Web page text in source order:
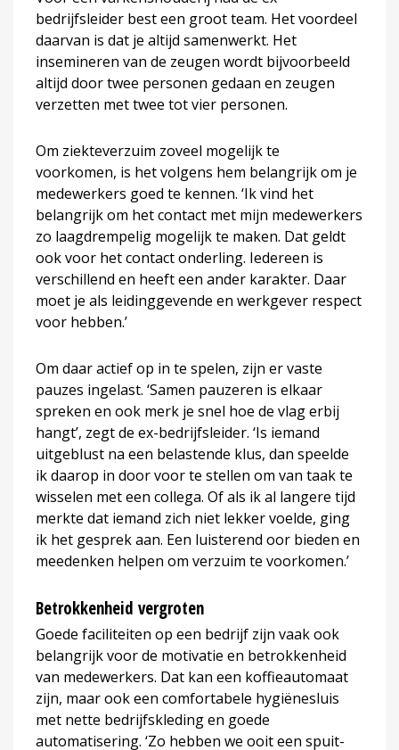
bedrijfsleider best een groot team. Het voordeel
daarvan is dat je altijd samenwerkt. Het
insemineren van de zeugen wordt bijvoorbeeld
altijd door twee personen gedaan en zeugen
verzetten met twee tot vier personen.
Om ziekteverzuim zoveel mogelijk te
voorkomen, is het volgens hem belangrijk om je
medewerkers goed te kennen. ‘Ik vind het
belangrijk om het contact met mijn medewerkers
zo laagdrempelig mogelijk te maken. Dat geldt
ook voor het contact onderling. Iedereen is
verschillend en heeft een ander karakter. Daar
moet je als leidinggevende en werkgever respect
voor hebben.’
Om daar actief op in te spelen, zijn er vaste
pauzes ingelast. ‘Samen pauzeren is elkaar
spreken en ook merk je snel hoe de vlag erbij
hangt’, zegt de ex-bedrijfsleider. ‘Is iemand
uitgeblust na een belastende klus, dan speelde
ik daarop in door voor te stellen om van taak te
wisselen met een collega. Of als ik al langere tijd
merkte dat iemand zich niet lekker voelde, ging
ik het gesprek aan. Een luisterend oor bieden en
meedenken helpen om verzuim te voorkomen.’
Betrokkenheid vergroten
Goede faciliteiten op een bedrijf zijn vaak ook
belangrijk voor de motivatie en betrokkenheid
van medewerkers. Dat kan een koffieautomaat
zijn, maar ook een comfortabele hygiënesluis
met nette bedrijfskleding en goede
automatisering. ‘Zo hebben we ooit een spuit-